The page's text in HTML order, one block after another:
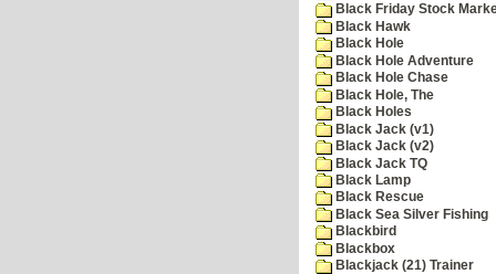
Black Friday Stock
Black Hawk
Black Hole
Black Hole Adventure
Black Hole Chase
Black Hole, The
Black Holes
Black Jack (v1)
Black Jack (v2)
Black Jack TQ
Black Lamp
Black Rescue
Black Sea Silver Fishing
Blackbird
Blackbox
Blackjack (21) Trainer